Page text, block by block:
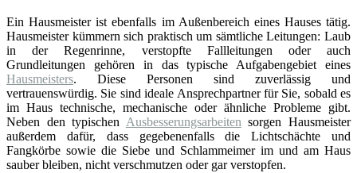
Ein Hausmeister ist ebenfalls im Außenbereich eines Hauses tätig.
Hausmeister kümmern sich praktisch um sämtliche Leitungen: Laub
in der Regenrinne, verstopfte Fallleitungen oder auch
Grundleitungen gehören in das typische Aufgabengebiet eines
Hausmeisters. Diese Personen sind zuverlässig und
vertrauenswürdig. Sie sind ideale Ansprechpartner für Sie, sobald es
im Haus technische, mechanische oder ähnliche Probleme gibt.
Neben den typischen Ausbesserungsarbeiten sorgen Hausmeister
außerdem dafür, dass gegebenenfalls die Lichtschächte und
Fangkörbe sowie die Siebe und Schlammeimer im und am Haus
sauber bleiben, nicht verschmutzen oder gar verstopfen.